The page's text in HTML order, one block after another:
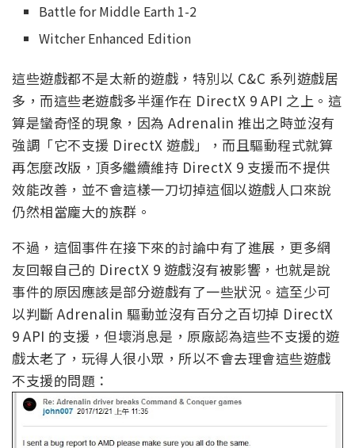
Battle for Middle Earth 1-2
Witcher Enhanced Edition
這些遊戲都不是太新的遊戲，特別以 C&C 系列遊戲居
多，而這些老遊戲多半運作在 DirectX 9 API 之上。這
算是蠻奇怪的現象，因為 Adrenalin 推出之時並沒有
強調「它不支援 DirectX 遊戲」，而且驅動程式就算
再怎麼改版，頂多繼續維持 DirectX 9 支援而不提供
效能改善，並不會這樣一刀切掉這個以遊戲人口來說
仍然相當龐大的族群。
不過，這個事件在接下來的討論中有了進展，更多網
友回報自己的 DirectX 9 遊戲沒有被影響，也就是說
事件的原因應該是部分遊戲有了一些狀況。這至少可
以判斷 Adrenalin 驅動並沒有百分之百切掉 DirectX
9 API 的支援，但壞消息是，原廠認為這些不支援的遊
戲太老了，玩得人很小眾，所以不會去理會這些遊戲
不支援的問題：